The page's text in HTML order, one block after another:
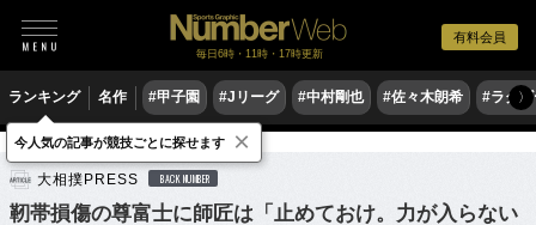
有料会員
毎日6時・11時・17時更新
ランキング 名作 #甲子園 #Jリーグ #中村剛也 #佐々木朗希 #ラグ〉
格闘技 相撲
大相撲PRESS BACK NUMBER
靭帯損傷の尊富士に師匠は「止めておけ。力が入らない
今人気の記事が競技ごとに探せます ×